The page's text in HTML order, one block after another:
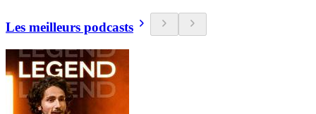
Les meilleurs podcasts